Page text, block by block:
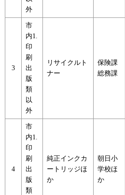
外
3
市
内1.
印
刷
出
版
類
以
外
リサイクルト
ナー
保険課
総務課
4
市
内1.
印
刷
出
版
類
純正インクカ
ートリッジほ
か
朝日小
学校ほ
か